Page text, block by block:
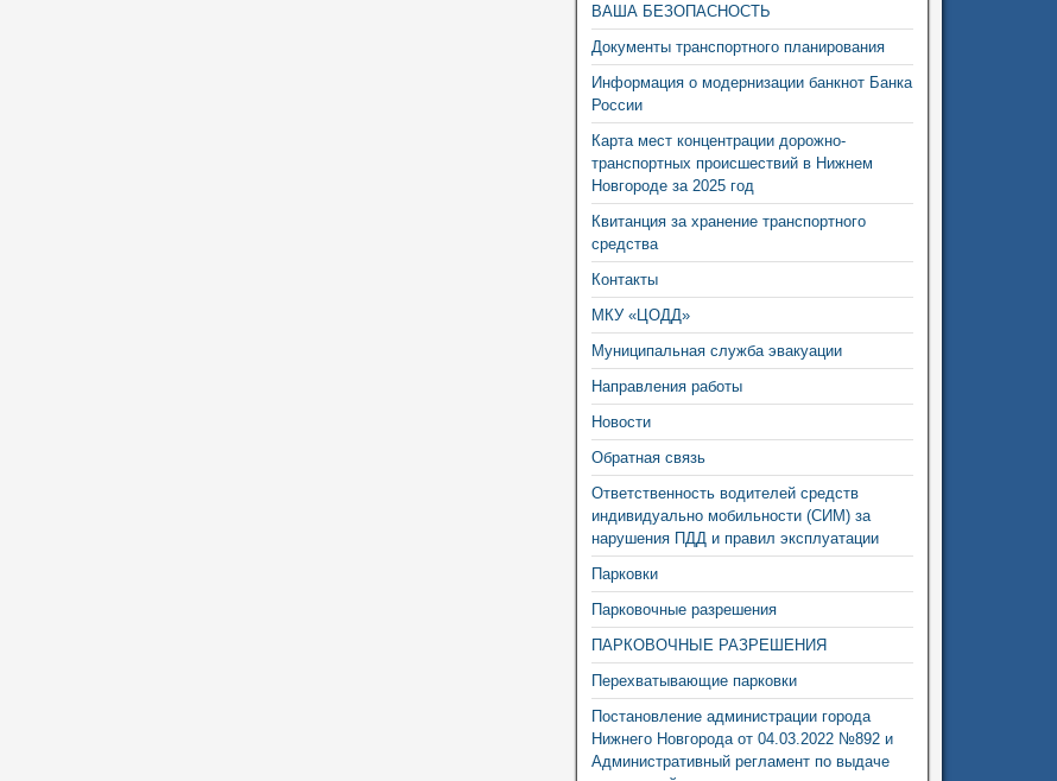
ВАША БЕЗОПАСНОСТЬ
Документы транспортного планирования
Информация о модернизации банкнот Банка
России
Карта мест концентрации дорожно-
транспортных происшествий в Нижнем
Новгороде за 2025 год
Квитанция за хранение транспортного
средства
Контакты
МКУ «ЦОДД»
Муниципальная служба эвакуации
Направления работы
Новости
Обратная связь
Ответственность водителей средств
индивидуально мобильности (СИМ) за
нарушения ПДД и правил эксплуатации
Парковки
Парковочные разрешения
ПАРКОВОЧНЫЕ РАЗРЕШЕНИЯ
Перехватывающие парковки
Постановление администрации города
Нижнего Новгорода от 04.03.2022 №892 и
Административный регламент по выдаче